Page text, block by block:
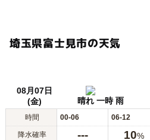
埼玉県富士見市の天気
08月07日
(金)
晴れ 一時 雨
時間 00-06 06-12
降水確率 --- 10%